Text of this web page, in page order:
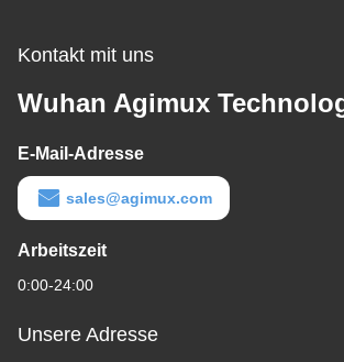
Kontakt mit uns
Wuhan Agimux
E-Mail-Adresse
sales@agimux.com
Arbeitszeit
0:00-24:00
Unsere Adresse